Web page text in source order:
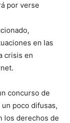
por verse
en las
crisis en
concurso de
poco difusas,
los derechos de